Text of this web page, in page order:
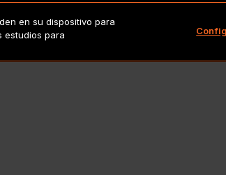
Technologies, LLC. Todos los derechos
en su dispositivo para
estudios para